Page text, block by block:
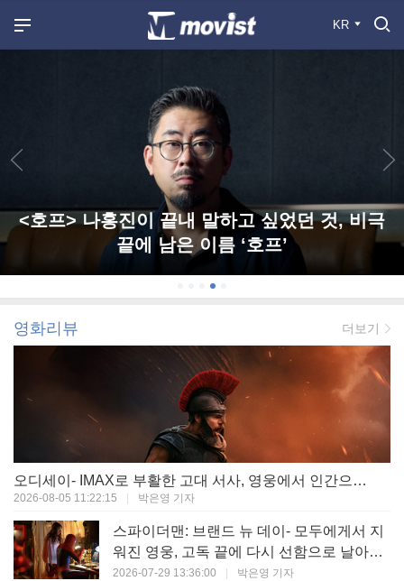
KR
<호프> 나홍진이 끝내 말하고 싶었던 것, 비극
끝에 남은 이름 ‘호프’
영화리뷰 더보기
오디세이- IMAX로 부활한 고대 서사, 영웅에서 인간으로의 귀환 (오락성 9 | 작품성 9)
2026-08-05 11:22:15 박은영 기자
스파이더맨: 브랜드 뉴 데이- 모두에게서 지
워진 영웅, 고독 끝에 다시 선함으로 날아오
르다 (오락성 8 | 작품성 8)
2026-07-29 13:36:00 박은영 기자